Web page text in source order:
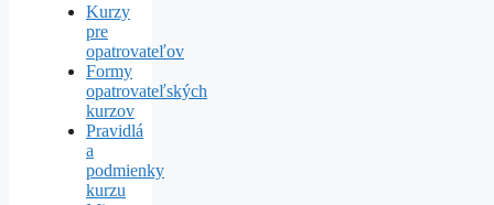
Kurzy
pre
opatrovateľov
Formy
opatrovateľských
kurzov
Pravidlá
a
podmienky
kurzu